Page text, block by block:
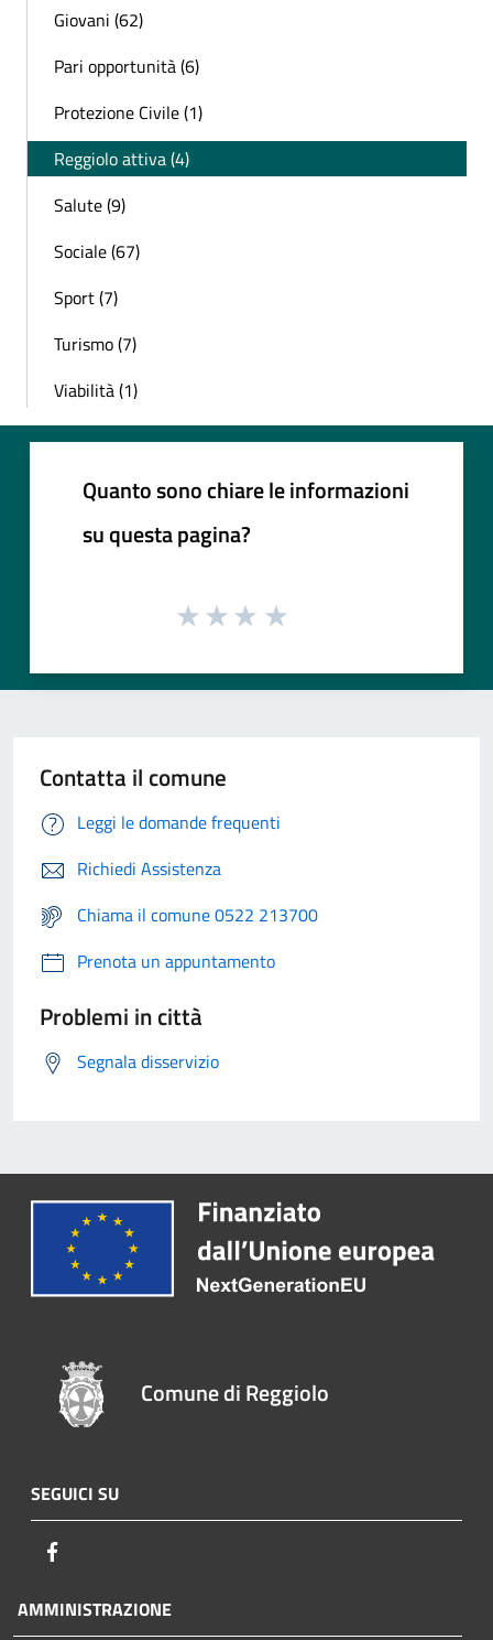
Giovani (62)
Pari opportunità (6)
Protezione Civile (1)
Reggiolo attiva (4)
Salute (9)
Sociale (67)
Sport (7)
Turismo (7)
Viabilità (1)
Quanto sono chiare le informazioni
su questa pagina?
Contatta il comune
Leggi le domande frequenti
Richiedi Assistenza
Chiama il comune 0522 213700
Prenota un appuntamento
Problemi in città
Segnala disservizio
Comune di Reggiolo
SEGUICI SU
AMMINISTRAZIONE